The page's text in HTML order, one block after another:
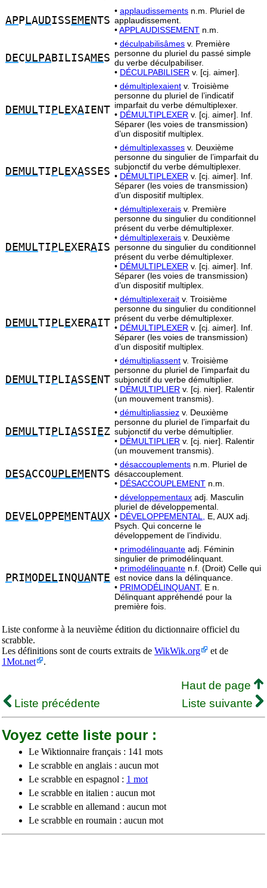
AP P LAUDISS EME NTS
• applaudissements n.m. Pluriel de
applaudissement.
•APPLAUDISSEMENT n.m.
DECULPABILISAMES
• déculpabilisâmes v. Première
personne du pluriel du passé simple
du verbe déculpabiliser.
• DÉCULPABILISER v. [cj. aimer].
DEMULTI P L EXAIENT
• démultiplexaient v. Troisième
personne du pluriel de l’indicatif
imparfait du verbe démultiplexer.
• DÉMULTIPLEXER v. [cj. aimer]. Inf.
Séparer (les voies de transmission)
d’un dispositif multiplex.
DEMULTI P L EXASSES
• démultiplexasses v. Deuxième
personne du singulier de l’imparfait du
subjonctif du verbe démultiplexer.
• DÉMULTIPLEXER v. [cj. aimer]. Inf.
Séparer (les voies de transmission)
d’un dispositif multiplex.
DEMULTI P L EXERAIS
• démultiplexerais v. Première
personne du singulier du conditionnel
présent du verbe démultiplexer.
• démultiplexerais v. Deuxième
personne du singulier du conditionnel
présent du verbe démultiplexer.
• DÉMULTIPLEXER v. [cj. aimer]. Inf.
Séparer (les voies de transmission)
d’un dispositif multiplex.
DEMULTI P L EXERAIT
• démultiplexerait v. Troisième
personne du singulier du conditionnel
présent du verbe démultiplexer.
• DÉMULTIPLEXER v. [cj. aimer]. Inf.
Séparer (les voies de transmission)
d’un dispositif multiplex.
DEMULTI P LIASS E NT
• démultipliassent v. Troisième
personne du pluriel de l’imparfait du
subjonctif du verbe démultiplier.
• DÉMULTIPLIER v. [cj. nier]. Ralentir
(un mouvement transmis).
DEMULTI P LIASSI EZ
• démultipliassiez v. Deuxième
personne du pluriel de l’imparfait du
subjonctif du verbe démultiplier.
• DÉMULTIPLIER v. [cj. nier]. Ralentir
(un mouvement transmis).
DESACCOUPLEM ENTS
• désaccouplements n.m. Pluriel de
désaccouplement.
• DÉSACCOUPLEMENT n.m.
DEVELO P PEM ENTAUX
• développementaux adj. Masculin
pluriel de développemental.
• DÉVELOPPEMENTAL,
E, AUX adj.
Psych. Qui concerne le
développement de l’individu.
P RI MO DELINQUANTE
• primodélinquante adj. Féminin
singulier de primodélinquant.
• primodélinquante n.f. (Droit) Celle qui
est novice dans la délinquance.
• PRIMODÉLINQUANT, E n.
Délinquant appréhendé pour la
première fois.
Liste conforme à la neuvième édition du dictionnaire officiel du
scrabble.
Les définitions sont de courts extraits de WikWik.org
et de
1Mot.net
.
Haut de page
Liste précédente
Liste suivante
Voyez cette liste pour :
Le Wiktionnaire français : 141 mots
Le scrabble en anglais : aucun mot
Le scrabble en espagnol : 1 mot
Le scrabble en italien : aucun mot
Le scrabble en allemand : aucun mot
Le scrabble en roumain : aucun mot